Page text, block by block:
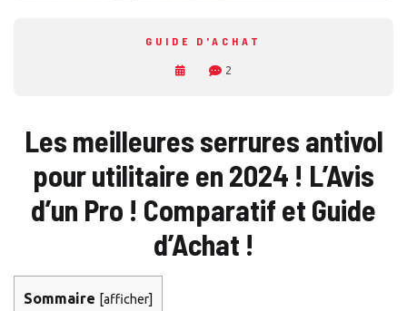
GUIDE D'ACHAT
2
Les meilleures serrures antivol
pour utilitaire en 2024 ! L’Avis
d’un Pro ! Comparatif et Guide
d’Achat !
Sommaire [afficher]